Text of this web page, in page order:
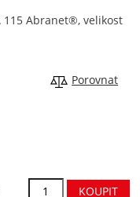
Abranet®, velikost
Porovnat